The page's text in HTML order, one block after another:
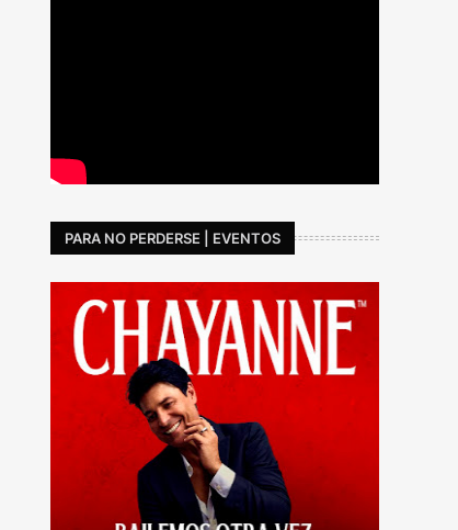
PARA NO PERDERSE | EVENTOS